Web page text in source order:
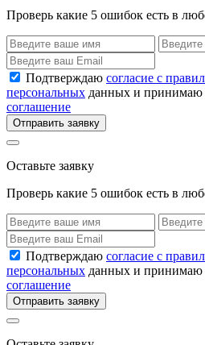
Проверь какие 5 ошибок есть в
Подтверждаю согласие с
персональных данных и принимаю
соглашение
Отправить заявку
Оставьте заявку
Проверь какие 5 ошибок есть в
Подтверждаю согласие с
персональных данных и принимаю
соглашение
Отправить заявку